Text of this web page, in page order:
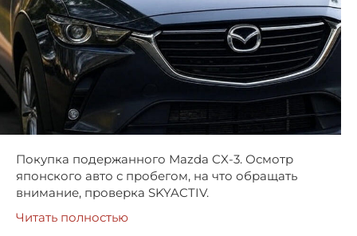
Покупка подержанного Mazda CX-3. Осмотр
японского авто с пробегом, на что обращать
внимание, проверка SKYACTIV.
Читать полностью